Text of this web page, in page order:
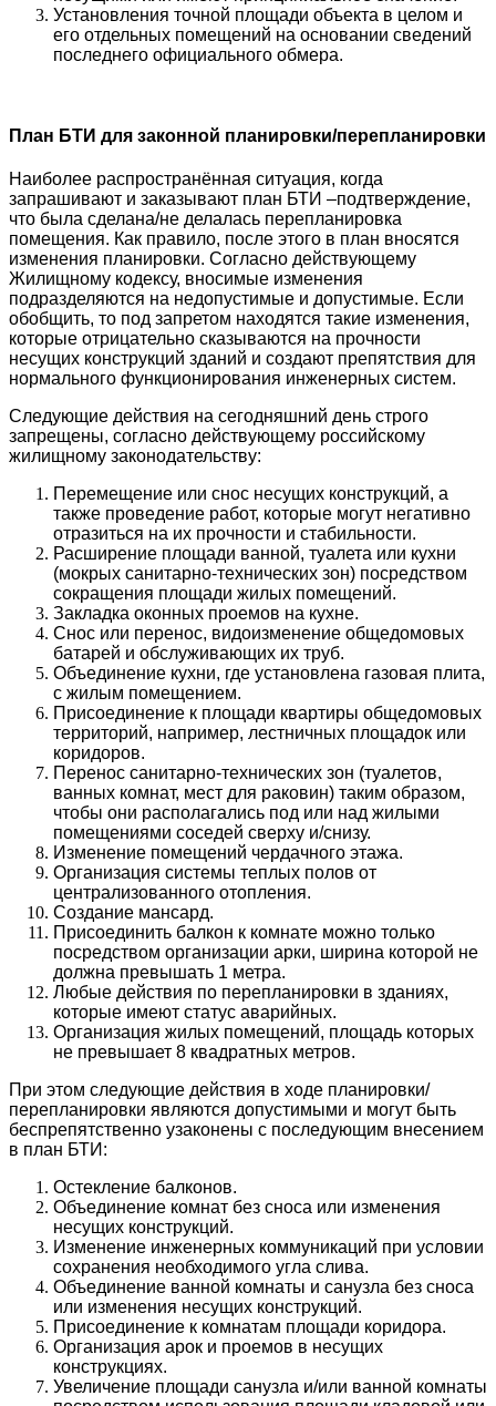
Установления точной площади объекта в целом и
его отдельных помещений на основании сведений
последнего официального обмера.
План БТИ для законной планировки/перепланировки
Наиболее распространённая ситуация, когда
запрашивают и заказывают план БТИ –подтверждение,
что была сделана/не делалась перепланировка
помещения. Как правило, после этого в план вносятся
изменения планировки. Согласно действующему
Жилищному кодексу, вносимые изменения
подразделяются на недопустимые и допустимые. Если
обобщить, то под запретом находятся такие изменения,
которые отрицательно сказываются на прочности
несущих конструкций зданий и создают препятствия для
нормального функционирования инженерных систем.
Следующие действия на сегодняшний день строго
запрещены, согласно действующему российскому
жилищному законодательству:
Перемещение или снос несущих конструкций, а
также проведение работ, которые могут негативно
отразиться на их прочности и стабильности.
Расширение площади ванной, туалета или кухни
(мокрых санитарно-технических зон) посредством
сокращения площади жилых помещений.
Закладка оконных проемов на кухне.
Снос или перенос, видоизменение общедомовых
батарей и обслуживающих их труб.
Объединение кухни, где установлена газовая плита,
с жилым помещением.
Присоединение к площади квартиры общедомовых
территорий, например, лестничных площадок или
коридоров.
Перенос санитарно-технических зон (туалетов,
ванных комнат, мест для раковин) таким образом,
чтобы они располагались под или над жилыми
помещениями соседей сверху и/снизу.
Изменение помещений чердачного этажа.
Организация системы теплых полов от
централизованного отопления.
Создание мансард.
Присоединить балкон к комнате можно только
посредством организации арки, ширина которой не
должна превышать 1 метра.
Любые действия по перепланировки в зданиях,
которые имеют статус аварийных.
Организация жилых помещений, площадь которых
не превышает 8 квадратных метров.
При этом следующие действия в ходе планировки/
перепланировки являются допустимыми и могут быть
беспрепятственно узаконены с последующим внесением
в план БТИ:
Остекление балконов.
Объединение комнат без сноса или изменения
несущих конструкций.
Изменение инженерных коммуникаций при условии
сохранения необходимого угла слива.
Объединение ванной комнаты и санузла без сноса
или изменения несущих конструкций.
Присоединение к комнатам площади коридора.
Организация арок и проемов в несущих
конструкциях.
Увеличение площади санузла и/или ванной комнаты